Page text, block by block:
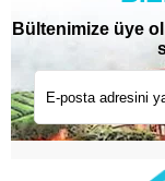
Bültenimize üye